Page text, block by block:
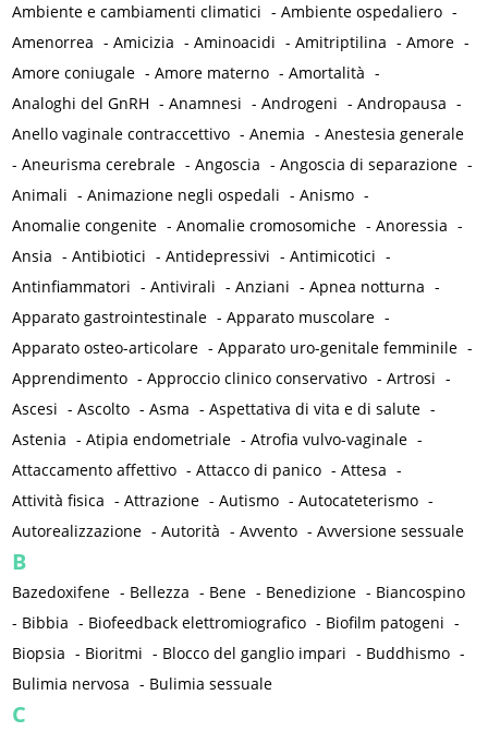
Ambiente e cambiamenti climatici -Ambiente ospedaliero -
Amenorrea -Amicizia -Aminoacidi -Amitriptilina -Amore -
Amore coniugale -Amore materno -Amortalità -
Analoghi del GnRH -Anamnesi -Androgeni -Andropausa -
Anello vaginale contraccettivo -Anemia -Anestesia generale
-Aneurisma cerebrale -Angoscia -Angoscia di separazione -
Animali -Animazione negli ospedali -Anismo -
Anomalie congenite -Anomalie cromosomiche -Anoressia -
Ansia -Antibiotici -Antidepressivi -Antimicotici -
Antinfiammatori -Antivirali -Anziani -Apnea notturna -
Apparato gastrointestinale -Apparato muscolare -
Apparato osteo-articolare -Apparato uro-genitale femminile -
Apprendimento -Approccio clinico conservativo -Artrosi -
Ascesi -Ascolto -Asma -Aspettativa di vita e di salute -
Astenia -Atipia endometriale -Atrofia vulvo-vaginale -
Attaccamento affettivo -Attacco di panico -Attesa -
Attività fisica -Attrazione -Autismo -Autocateterismo -
Autorealizzazione -Autorità -Avvento -Avversione sessuale
B
Bazedoxifene - Bellezza - Bene - Benedizione - Biancospino
- Bibbia - Biofeedback elettromiografico - Biofilm patogeni -
Biopsia - Bioritmi - Blocco del ganglio impari - Buddhismo -
Bulimia nervosa - Bulimia sessuale
C